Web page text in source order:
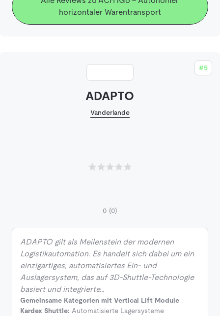
horizontaler Warentransport
#5
ADAPTO
Vanderlande
0 (0)
ADAPTO gilt als Meilenstein der modernen
Logistikautomation. Es handelt sich dabei um ein
einzigartiges, automatisiertes Ein- und
Auslagersystem, das auf 3D-Shuttle-Technologie
basiert und integrierte…
Gemeinsame Kategorien mit Vertical Lift Module
Kardex Shuttle: Automatisierte Lagersysteme